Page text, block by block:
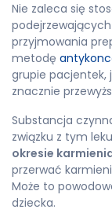
Nie zaleca się
przyjmowania
metodę
grupie pacjentek,
znacznie
Substancja
związku z tym
okresie
przerwać
Może to
dziecka.